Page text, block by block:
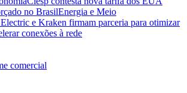
no BrasilEnergia e Meio
e Kraken firmam parceria para otimizar
conexões à rede
comercial